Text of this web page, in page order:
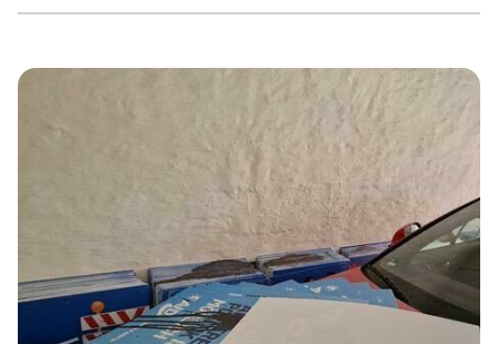
aus einer faschistischen Weltanschauung motiviert war.
Entsprechende rechte Onlineforen nehmen immer mehr
an Bedeutung zu. Die faschistische Terrorgruppe
„Atomwaffendivision“ aus den USA gab ihre Gründung
beispielsweise in […]